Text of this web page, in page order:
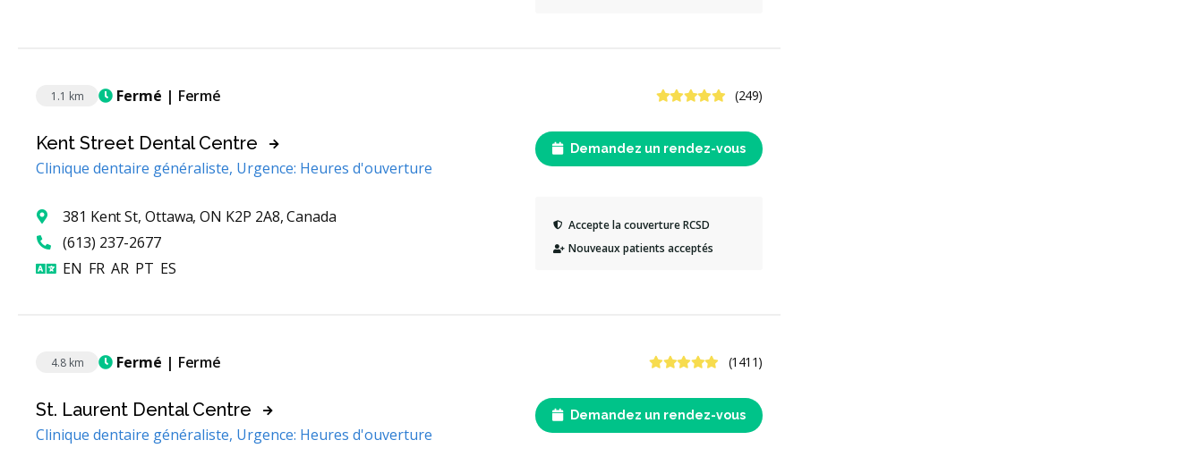
1.1 km 4.9 étoiles (249)
Fermé | Fermé
Kent Street Dental Centre
Clinique dentaire généraliste, Urgence: Heures d'ouverture
Demandez un rendez-vous
381 Kent St, Ottawa, ON K2P 2A8, Canada
(613) 237-2677
EN Anglais
FR Français
AR Arabe
PT Portugais
ES
Accepte la couverture RCSD
Nouveaux patients acceptés
4.8 km 4.9 étoiles (1411)
Fermé | Fermé
St. Laurent Dental Centre
Clinique dentaire généraliste, Urgence: Heures d'ouverture
Demandez un rendez-vous